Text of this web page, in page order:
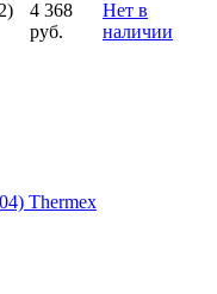
4 368
руб.
Нет в
наличии
Thermex